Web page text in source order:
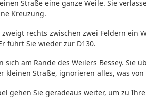
Straße eine ganze Weile. Sie
Kreuzung.
zweigt rechts zwischen zwei Feldern ein
führt Sie wieder zur D130.
sich am Rande des Weilers Bessey. Sie
kleinen Straße, ignorieren alles, was
gehen Sie geradeaus weiter, um zu